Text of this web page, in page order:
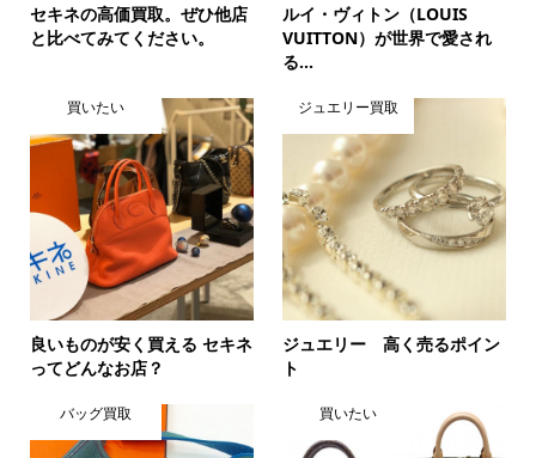
セキネの高価買取。ぜひ他店
と比べてみてください。
ルイ・ヴィトン（LOUIS
VUITTON）が世界で愛され
る...
買いたい
良いものが安く買える セキネ
ってどんなお店？
ジュエリー買取
ジュエリー 高く売るポイン
ト
バッグ買取 買いたい